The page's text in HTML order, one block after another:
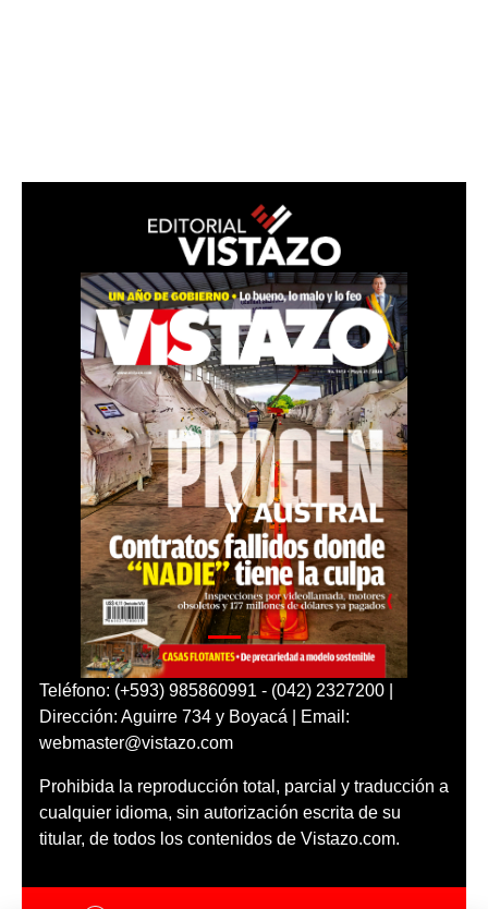
Teléfono: (+593) 985860991 - (042) 2327200 |
Dirección: Aguirre 734 y Boyacá | Email:
webmaster@vistazo.com
Prohibida la reproducción total, parcial y traducción a
cualquier idioma, sin autorización escrita de su
titular, de todos los contenidos de Vistazo.com.